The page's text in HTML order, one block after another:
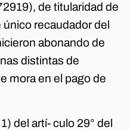
de titularidad de
recaudador del
abonando de
distintas de
mora en el pago de
del artí- culo 29° del